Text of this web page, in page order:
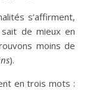
s’affirment,
de mieux en
moins de
).
en trois mots :